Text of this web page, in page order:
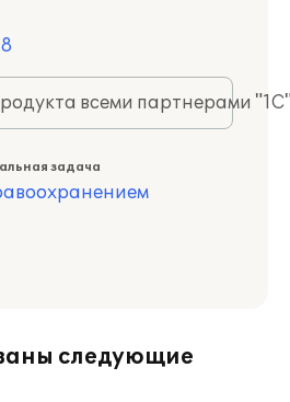
всеми партнерами
задача
следующие